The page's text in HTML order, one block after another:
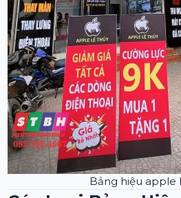
Bảng hiệu apple